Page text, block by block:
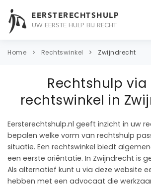
EERSTERECHTSHULP
UW EERSTE HULP BIJ RECHT
ONDERWERPEN
ADVOCAAT
CONTACT
Home Rechtswinkel Zwijndrecht
Rechtshulp via
rechtswinkel in
Eersterechtshulp.nl geeft inzicht in uw
bepalen welke vorm van rechtshulp
situatie. Een rechtswinkel biedt
een eerste oriëntatie. In Zwijndrecht is
Als alternatief kunt u via deze website
hebben met een advocaat die